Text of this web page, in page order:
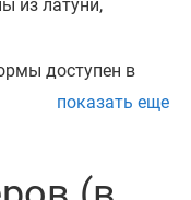
из латуни,
доступен в
показать еще